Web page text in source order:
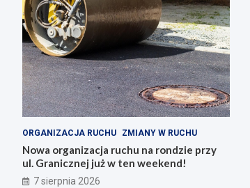
ORGANIZACJA RUCHU ZMIANY W RUCHU
Nowa organizacja ruchu na rondzie przy
ul. Granicznej już w ten weekend!
7 sierpnia 2026